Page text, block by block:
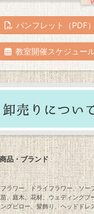
パンフレット（PDF）
教室開催スケジュー
品・ブランド
ラワー、ドライフラワー、ソー
、庭木、花材、ウェディングブ
グピロー、髪飾り、ヘッドドレ